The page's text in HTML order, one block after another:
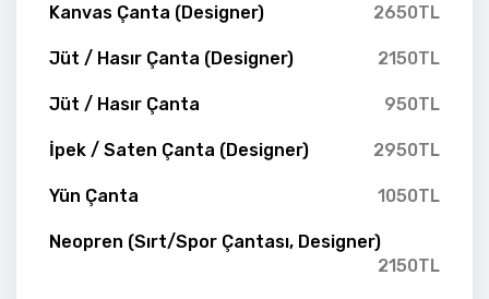
Kanvas Çanta (Designer) 2650TL
Jüt / Hasır Çanta (Designer) 2150TL
Jüt / Hasır Çanta 950TL
İpek / Saten Çanta (Designer) 2950TL
Yün Çanta 1050TL
Neopren (Sırt/Spor Çantası, Designer)
2150TL